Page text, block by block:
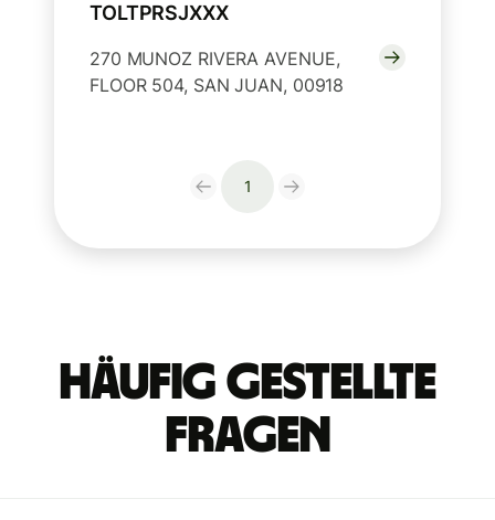
TOLTPRSJXXX
270 MUNOZ RIVERA AVENUE,
FLOOR 504, SAN JUAN, 00918
1
Häufig gestellte
Fragen